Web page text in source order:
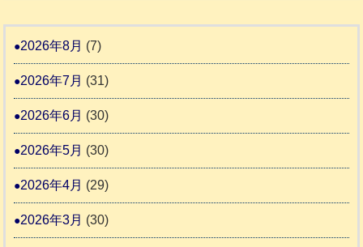
1
告
か
す
度
本
物
2026年8月 (7)
2026年7月 (31)
2026年6月 (30)
2026年5月 (30)
2026年4月 (29)
2026年3月 (30)